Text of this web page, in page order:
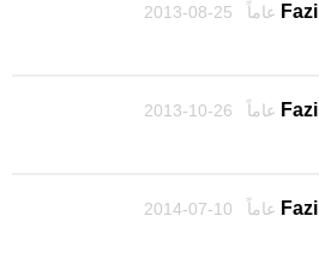
Fazil
Fazil
Fazil